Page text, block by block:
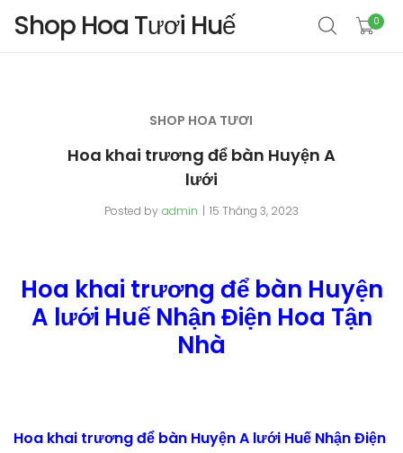
Shop Hoa Tươi Huế 0
SHOP HOA TƯƠI
Hoa khai trương để bàn Huyện A
lưới
Posted by admin 15 Tháng 3, 2023
Hoa khai trương để bàn Huyện
A lưới Huế Nhận Điện Hoa Tận
Nhà
Hoa khai trương để bàn Huyện A lưới Huế Nhận Điện